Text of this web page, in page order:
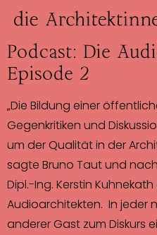
Podcast: Die
Episode 2
„Die Bildung einer
Gegenkritiken und
um der Qualität in der
sagte Bruno Taut und
Dipl.-Ing. Kerstin
Audioarchitekten. In jeder
anderer Gast zum Diskurs